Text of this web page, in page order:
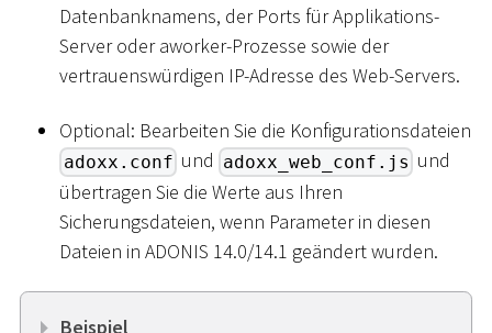
Datenbanknamens, der Ports für Applikations-
Server oder aworker-Prozesse sowie der
vertrauenswürdigen IP-Adresse des Web-Servers.
Optional: Bearbeiten Sie die Konfigurationsdateien
adoxx.conf und adoxx_web_conf.js und
übertragen Sie die Werte aus Ihren
Sicherungsdateien, wenn Parameter in diesen
Dateien in ADONIS 14.0/14.1 geändert wurden.
Beispiel